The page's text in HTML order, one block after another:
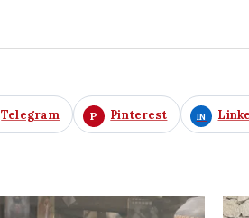
Telegram Pinterest